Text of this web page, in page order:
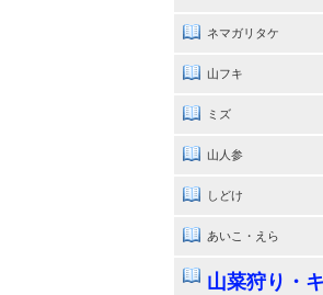
ネマガリタケ
山フキ
ミズ
山人参
しどけ
あいこ・えら
山菜狩り・